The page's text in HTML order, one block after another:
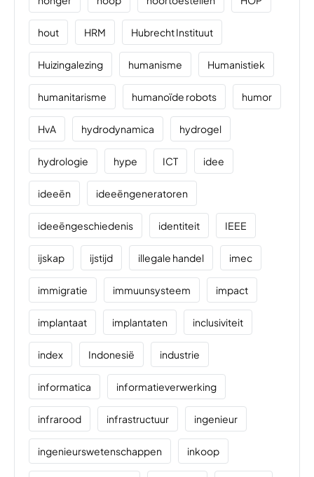
hout HRM Hubrecht Instituut
Huizingalezing humanisme Humanistiek
humanitarisme humanoïde robots humor
HvA hydrodynamica hydrogel
hydrologie hype ICT idee
ideeën ideeëngeneratoren
ideeëngeschiedenis identiteit IEEE
ijskap ijstijd illegale handel imec
immigratie immuunsysteem impact
implantaat implantaten inclusiviteit
index Indonesië industrie
informatica informatieverwerking
infrarood infrastructuur ingenieur
ingenieurswetenschappen inkoop